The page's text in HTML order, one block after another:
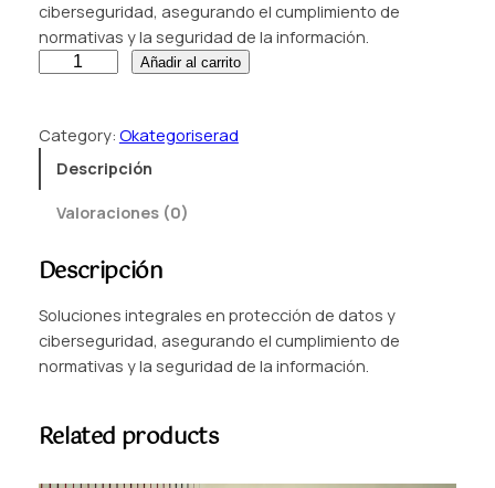
ciberseguridad, asegurando el cumplimiento de
normativas y la seguridad de la información.
t
c
ó
d
e
D
o
Añadir al carrito
Category: Okategoriserad
Descripción
Valoraciones (0)
Descripción
Soluciones integrales en protección de datos y
ciberseguridad, asegurando el cumplimiento de
normativas y la seguridad de la información.
Related products